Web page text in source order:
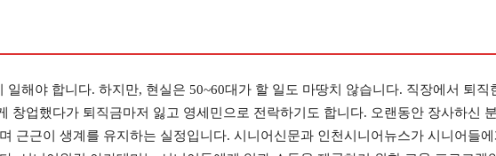
해야 합니다. 하지만, 현실은 50~60대가 할 일도 마땅치 않습니다. 직장에서 퇴직
창업했다가 퇴직금마저 잃고 영세민으로 전락하기도 합니다. 오랜동안 장사하신
근근이 생계를 유지하는 실정입니다. 시니어신문과 인천시니어뉴스가 시니어들